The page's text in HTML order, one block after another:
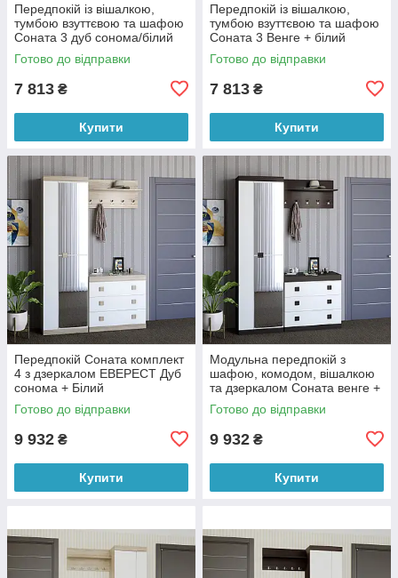
Передпокій із вішалкою,
тумбою взуттєвою та шафою
Соната 3 дуб сонома/білий
Еверест
Готово до відправки
7 813 ₴
Купити
Передпокій із вішалкою,
тумбою взуттєвою та шафою
Соната 3 Венге + білий
Еверест
Готово до відправки
7 813 ₴
Купити
Передпокій Соната комплект
4 з дзеркалом ЕВЕРЕСТ Дуб
сонома + Білий
Готово до відправки
9 932 ₴
Купити
Модульна передпокій з
шафою, комодом, вішалкою
та дзеркалом Соната венге +
білий Еверест
Готово до відправки
9 932 ₴
Купити